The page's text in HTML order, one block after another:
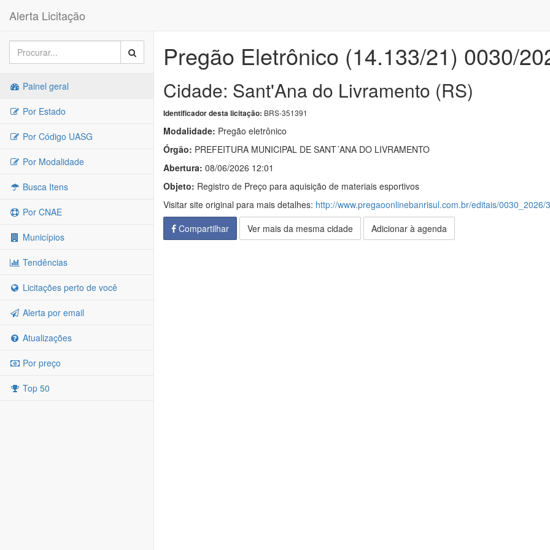
Alerta Licitação
Painel geral
Por Estado
Por Código UASG
Por Modalidade
Busca Itens
Por CNAE
Municípios
Tendências
Licitações perto de você
Alerta por email
Atualizações
Por preço
Top 50
Pregão Eletrônico (14.133/21) 0030/
Cidade: Sant'Ana do Livramento (RS)
Identificador desta licitação: BRS-351391
Modalidade: Pregão eletrônico
Órgão: PREFEITURA MUNICIPAL DE SANT´ANA DO LIVRAMENTO
Abertura: 08/06/2026 12:01
Objeto: Registro de Preço para aquisição de materiais esportivos
Visitar site original para mais detalhes: http://www.pregaoonlinebanrisul.com.br/editais/0030_2026/
Compartilhar
Ver mais da mesma cidade Adicionar à agenda